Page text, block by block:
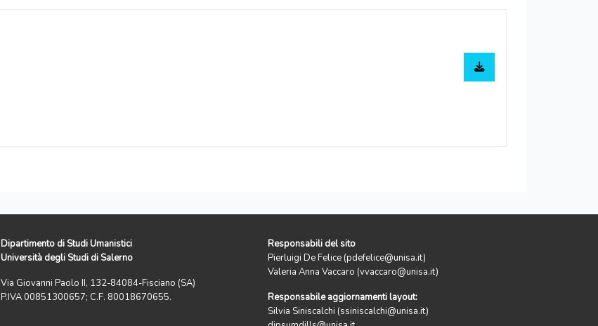
Dipartimento di Studi Umanistici
Università degli Studi di Salerno
Via Giovanni Paolo II, 132-84084-Fisciano (SA)
P.IVA 00851300657; C.F. 80018670655.
Responsabili del sito
Pierluigi De Felice (pdefelice@unisa.it)
Valeria Anna Vaccaro (vvaccaro@unisa.it)
Responsabile aggiornamenti layout:
Silvia Siniscalchi (ssiniscalchi@unisa.it)